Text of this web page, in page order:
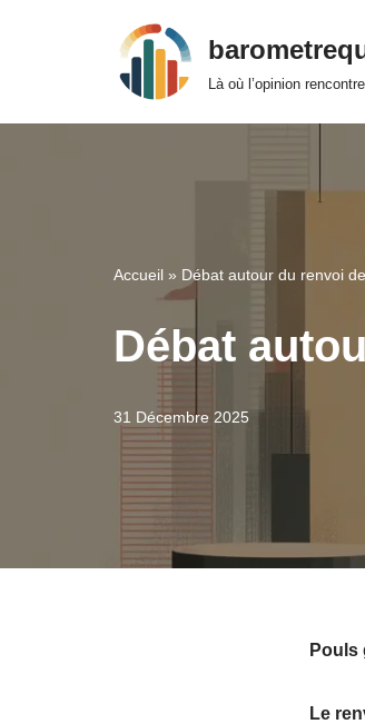
contenu
Là où l’opinion
Accueil » Débat autour du renvoi
Débat
31 Décembre 2025
Pouls
Le